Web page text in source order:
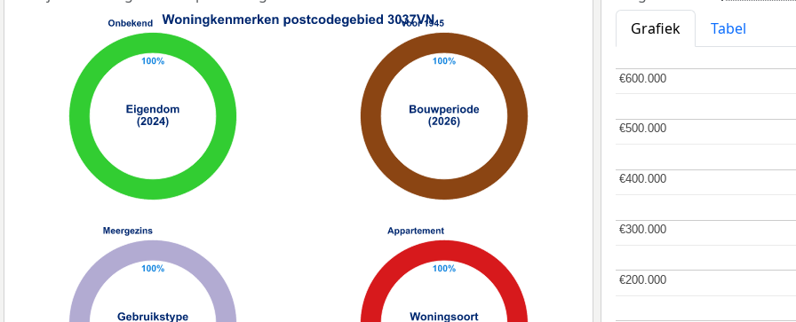
Grafiek
Tabel
€200.000
€200.000
€300.000
€300.000
€400.000
€400.000
€500.000
€500.000
€600.000
€600.000